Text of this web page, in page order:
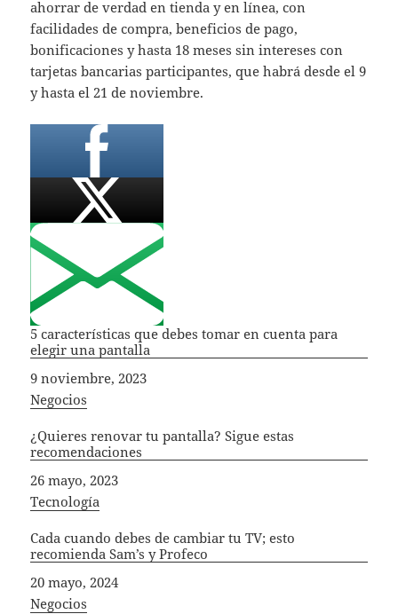
ahorrar de verdad en tienda y en línea, con
facilidades de compra, beneficios de pago,
bonificaciones y hasta 18 meses sin intereses con
tarjetas bancarias participantes, que habrá desde el 9
y hasta el 21 de noviembre.
5 características que debes tomar en cuenta para
elegir una pantalla
Fecha
9 noviembre, 2023
In relation to
Negocios
¿Quieres renovar tu pantalla? Sigue estas
recomendaciones
Fecha
26 mayo, 2023
In relation to
Tecnología
Cada cuando debes de cambiar tu TV; esto
recomienda Sam’s y Profeco
Fecha
20 mayo, 2024
In relation to
Negocios